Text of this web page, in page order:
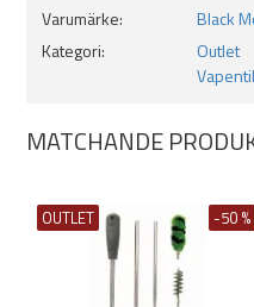
Varumärke:
Black
Kategori:
Outlet
MATCHANDE
OUTLET -50 %